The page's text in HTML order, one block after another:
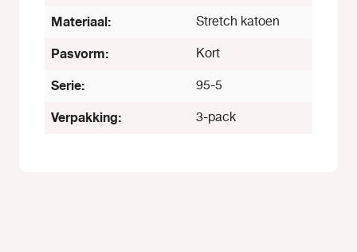
Materiaal:
Stretch katoen
Pasvorm: Kort
Serie: 95-5
Verpakking: 3-pack